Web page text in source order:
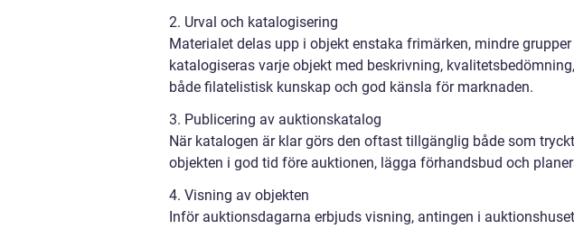
2. Urval och katalogisering
Materialet delas upp i objekt enstaka frimärken, mindre
katalogiseras varje objekt med beskrivning,
både filatelistisk kunskap och god känsla för marknaden.
3. Publicering av auktionskatalog
När katalogen är klar görs den oftast tillgänglig både som
objekten i god tid före auktionen, lägga förhandsbud och
4. Visning av objekten
Inför auktionsdagarna erbjuds visning, antingen i